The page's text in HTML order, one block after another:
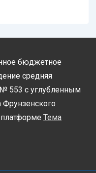
бюджетное
средняя
553 с углубленным
Фрунзенского
Тема